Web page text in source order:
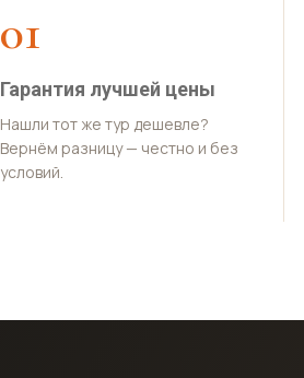
01
Гарантия лучшей цены
Нашли тот же тур дешевле?
Вернём разницу — честно и без
условий.